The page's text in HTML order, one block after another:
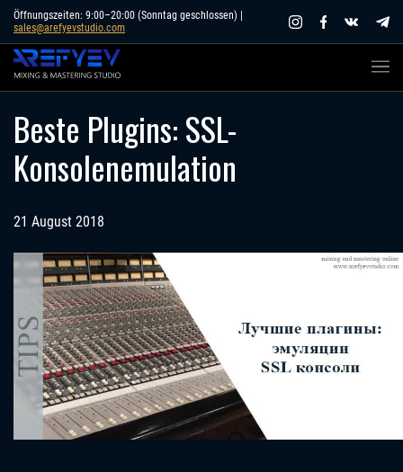
Skip
content
Öffnungszeiten: 9:00–20:00 (Sonntag geschlossen) |
sales@arefyevstudio.com
Beste Plugins: SSL-
Konsolenemulation
21 August 2018